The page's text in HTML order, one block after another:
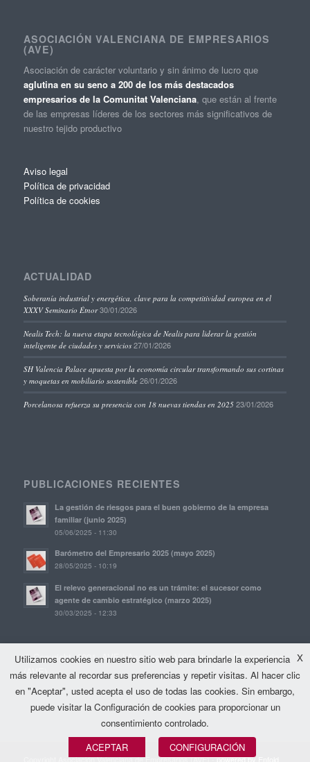
ASOCIACIÓN VALENCIANA DE EMPRESARIOS
(AVE)
Asociación de carácter voluntario y sin ánimo de lucro que
aglutina en su seno a 200 de los más destacados
empresarios de la Comunitat Valenciana, que están al frente
de las empresas líderes de los sectores más significativos de
nuestro tejido productivo
Aviso legal
Política de privacidad
Política de cookies
ACTUALIDAD
Soberanía industrial y energética, clave para la competitividad europea en el
XXXV Seminario Étnor 30/01/2026
Nealis Tech: la nueva etapa tecnológica de Nealis para liderar la gestión
inteligente de ciudades y servicios 27/01/2026
SH Valencia Palace apuesta por la economía circular transformando sus cortinas
y moquetas en mobiliario sostenible 26/01/2026
Porcelanosa refuerza su presencia con 18 nuevas tiendas en 2025 23/01/2026
PUBLICACIONES RECIENTES
La gestión de riesgos para el buen gobierno de la empresa
familiar (junio 2025)
05/06/2025 - 11:30
Barómetro del Empresario 2025 (mayo 2025)
28/05/2025 - 10:19
El relevo generacional no es un trámite: el sucesor como
agente de cambio estratégico (marzo 2025)
30/03/2025 - 12:33
© Copyright, 2021. AVE | Asociación Valenciana de Empresarios
(AVE)
Copyright Asociación Valenciana de Empresarios (AVE) -powered by Enfold
X
Utilizamos cookies en nuestro sitio web para brindarle la experiencia
más relevante al recordar sus preferencias y repetir visitas. Al hacer clic
en "Aceptar", usted acepta el uso de todas las cookies. Sin embargo,
puede visitar la Configuración de cookies para proporcionar un
consentimiento controlado.
ACEPTAR
CONFIGURACIÓN